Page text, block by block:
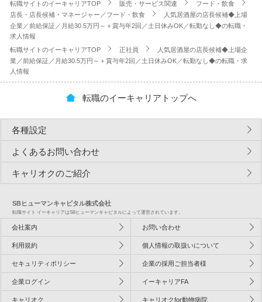
転職サイトのイーキャリアTOP 販売・サービス関連
フード・飲食
店長・店長候補・マネージャー／フード・飲食
人気居酒屋の店長候補◆上場
企業／前給保証／月給30.5万円～＋賞与年2回／土日休みOK／転勤なし◆の転職・
求人情報
転職サイトのイーキャリアTOP
正社員
人気居酒屋の店長候補◆上場企
業／前給保証／月給30.5万円～＋賞与年2回／土日休みOK／転勤なし◆の転職・求
人情報
転職のイーキャリアトップへ
各種設定
よくあるお問い合わせ
キャリオクのご紹介
SBヒューマンキャピタル株式会社
転職サイト イーキャリアはSBヒューマンキャピタルによって運営されています。
会社案内 お問い合わせ
利用規約 個人情報の取扱いについて
セキュリティポリシー 企業の採用ご担当者様
企業ログイン イーキャリアFA
キャリオク キャリオクfor動物病院